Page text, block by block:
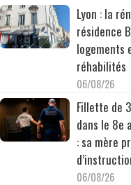
Lyon : la
résidence
logements
réhabilités
06/08/26
Fillette de
dans le 8e
: sa mère
06/08/26